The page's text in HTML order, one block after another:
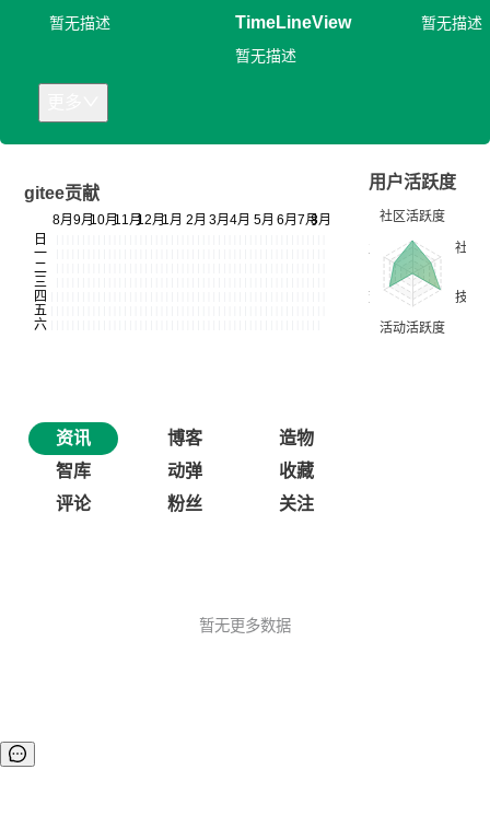
暂无描述 TimeLineView
暂无描述
暂无描述
gitee贡献
用户活跃度
资讯 博客
造物
智库
动弹
收藏
评论
粉丝 关注
暂无更多数据